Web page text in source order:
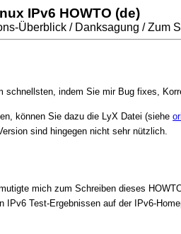
IPv6 HOWTO (de)
Überblick / Danksagung / Zum
schnellsten, indem Sie mir Bug fixes,
können Sie dazu die LyX Datei (siehe
sind hingegen nicht sehr nützlich.
mich zum Schreiben dieses
IPv6 Test-Ergebnissen auf der IPv6-